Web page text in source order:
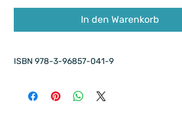
In den Warenkorb
ISBN 978-3-96857-041-9